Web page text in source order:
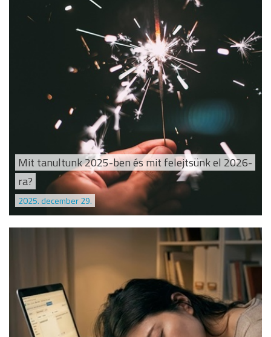
Mit tanultunk 2025-ben és mit felejtsünk el 2026-
ra?
2025. december 29.